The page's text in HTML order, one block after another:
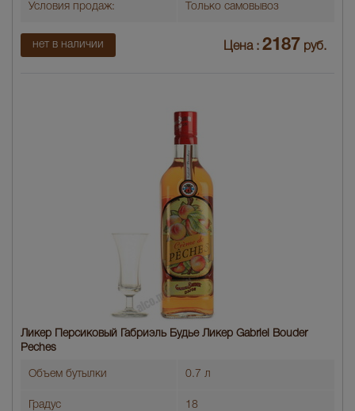
Условия продаж: Только самовывоз
нет в наличии Цена : 2187 руб.
Ликер Персиковый Габриэль Будье Ликер Gabriel Bouder
Peches
Объем бутылки 0.7 л
Градус 18